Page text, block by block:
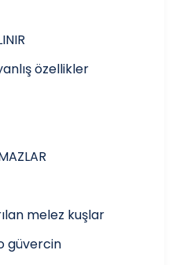
özellikler
melez kuşlar
güvercin